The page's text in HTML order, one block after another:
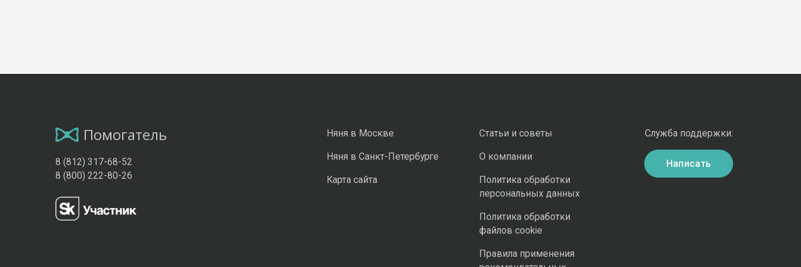
Помогатель
8 (812) 317-68-52
8 (800) 222-80-26
Няня в Москве
Няня в Санкт-Петербурге
Карта сайта
Статьи и советы
О компании
Политика обработки
персональных данных
Политика обработки
файлов cookie
Правила применения
Служба поддержки:
Написать